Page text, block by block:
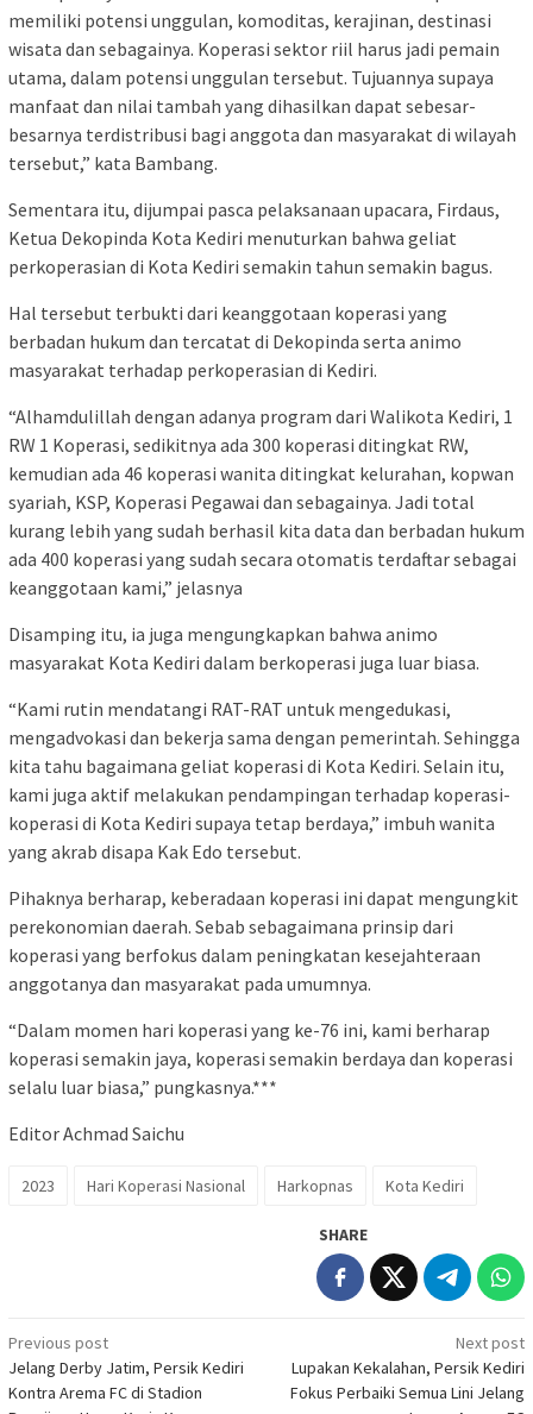
memiliki potensi unggulan, komoditas, kerajinan, destinasi
wisata dan sebagainya. Koperasi sektor riil harus jadi pemain
utama, dalam potensi unggulan tersebut. Tujuannya supaya
manfaat dan nilai tambah yang dihasilkan dapat sebesar-
besarnya terdistribusi bagi anggota dan masyarakat di wilayah
tersebut,” kata Bambang.
Sementara itu, dijumpai pasca pelaksanaan upacara, Firdaus,
Ketua Dekopinda Kota Kediri menuturkan bahwa geliat
perkoperasian di Kota Kediri semakin tahun semakin bagus.
Hal tersebut terbukti dari keanggotaan koperasi yang
berbadan hukum dan tercatat di Dekopinda serta animo
masyarakat terhadap perkoperasian di Kediri.
“Alhamdulillah dengan adanya program dari Walikota Kediri, 1
RW 1 Koperasi, sedikitnya ada 300 koperasi ditingkat RW,
kemudian ada 46 koperasi wanita ditingkat kelurahan, kopwan
syariah, KSP, Koperasi Pegawai dan sebagainya. Jadi total
kurang lebih yang sudah berhasil kita data dan berbadan hukum
ada 400 koperasi yang sudah secara otomatis terdaftar sebagai
keanggotaan kami,” jelasnya
Disamping itu, ia juga mengungkapkan bahwa animo
masyarakat Kota Kediri dalam berkoperasi juga luar biasa.
“Kami rutin mendatangi RAT-RAT untuk mengedukasi,
mengadvokasi dan bekerja sama dengan pemerintah. Sehingga
kita tahu bagaimana geliat koperasi di Kota Kediri. Selain itu,
kami juga aktif melakukan pendampingan terhadap koperasi-
koperasi di Kota Kediri supaya tetap berdaya,” imbuh wanita
yang akrab disapa Kak Edo tersebut.
Pihaknya berharap, keberadaan koperasi ini dapat mengungkit
perekonomian daerah. Sebab sebagaimana prinsip dari
koperasi yang berfokus dalam peningkatan kesejahteraan
anggotanya dan masyarakat pada umumnya.
“Dalam momen hari koperasi yang ke-76 ini, kami berharap
koperasi semakin jaya, koperasi semakin berdaya dan koperasi
selalu luar biasa,” pungkasnya.***
Editor Achmad Saichu
2023 Hari Koperasi Nasional Harkopnas Kota Kediri
SHARE
Post
navigation
Previous post
Jelang Derby Jatim, Persik Kediri
Kontra Arema FC di Stadion
Next post
Lupakan Kekalahan, Persik Kediri
Fokus Perbaiki Semua Lini Jelang